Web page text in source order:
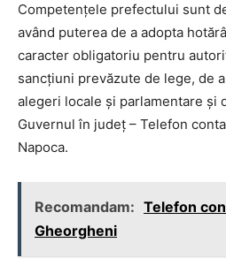
Competențele prefectului sunt
având puterea de a adopta
caracter obligatoriu pentru
sancțiuni prevăzute de lege, de
alegeri locale și parlamentare și
Guvernul în județ – Telefon
Napoca.
Recomandam: Telefon
Gheorgheni